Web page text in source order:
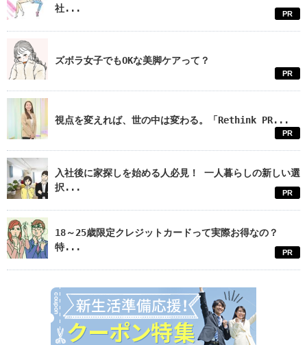
社...
PR
ズボラ女子でもOKな美脚ケアって？
PR
視点を変えれば、世の中は変わる。「Rethink PR...
PR
入社後に家探しを始める人必見！ 一人暮らしの新しい選
択...
PR
18～25歳限定クレジットカードって実際お得なの？
特...
PR